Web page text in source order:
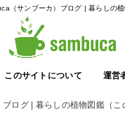
（サンブーカ）ブログ | 暮らしの
このサイトについて 運営
ブログ | 暮らしの植物図鑑（こ